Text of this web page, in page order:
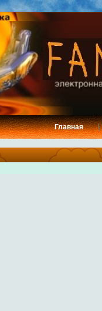
Главная